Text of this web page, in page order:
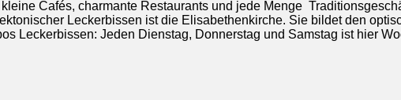
Cafés, charmante Restaurants und jede Menge
Leckerbissen ist die Elisabethenkirche. Sie bildet den
Leckerbissen: Jeden Dienstag, Donnerstag und Samstag ist hier